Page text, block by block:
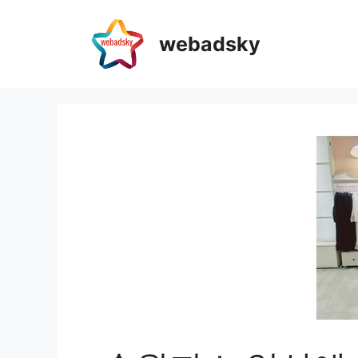
webadsky